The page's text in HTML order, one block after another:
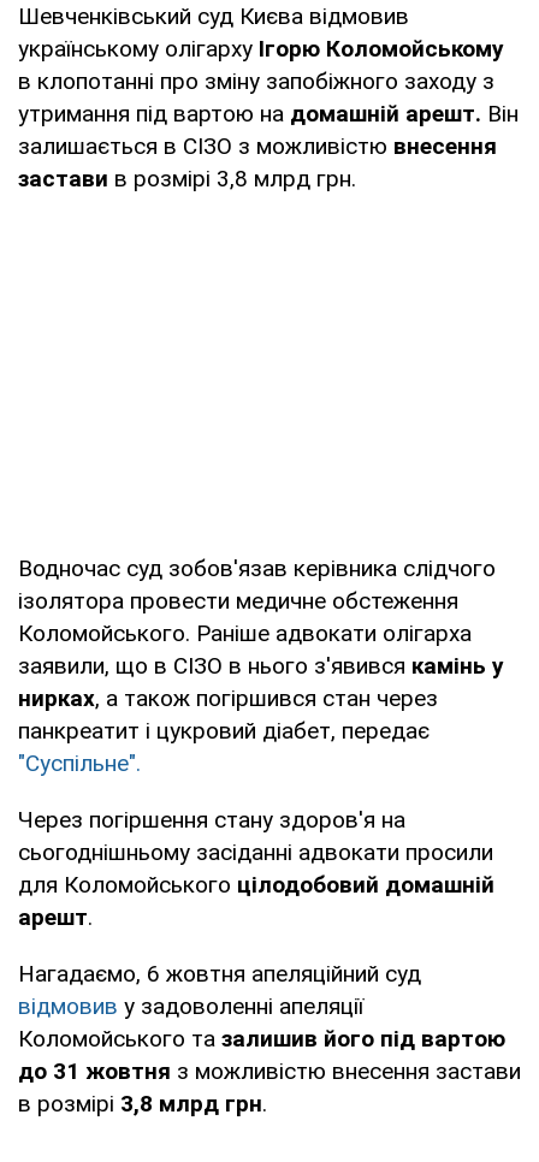
Шевченківський суд Києва відмовив
українському олігарху Ігорю Коломойському
в клопотанні про зміну запобіжного заходу з
утримання під вартою на домашній арешт. Він
залишається в СІЗО з можливістю внесення
застави в розмірі 3,8 млрд грн.
Водночас суд зобов'язав керівника слідчого
ізолятора провести медичне обстеження
Коломойського. Раніше адвокати олігарха
заявили, що в СІЗО в нього з'явився камінь у
нирках, а також погіршився стан через
панкреатит і цукровий діабет, передає
"Суспільне".
Через погіршення стану здоров'я на
сьогоднішньому засіданні адвокати просили
для Коломойського цілодобовий домашній
арешт.
Нагадаємо, 6 жовтня апеляційний суд
відмовив у задоволенні апеляції
Коломойського та залишив його під вартою
до 31 жовтня з можливістю внесення застави
в розмірі 3,8 млрд грн.